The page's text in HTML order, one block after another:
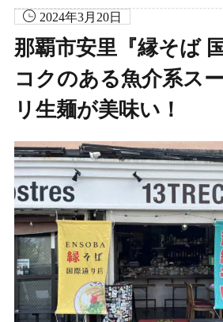
2024年3月20日
那覇市安里『縁そば
コクのある魚介系ス
リ生麺が美味い！